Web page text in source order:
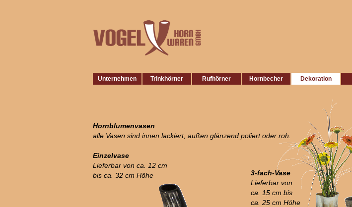
Unternehmen Trinkhörner Rufhörner Hornbecher Dekoration
Hornblumenvasen
alle Vasen sind innen lackiert, außen glänzend poliert oder roh.
Einzelvase
Lieferbar von ca. 12 cm
bis ca. 32 cm Höhe
3-fach-Vase
Lieferbar von
ca. 15 cm bis
ca. 25 cm Höhe